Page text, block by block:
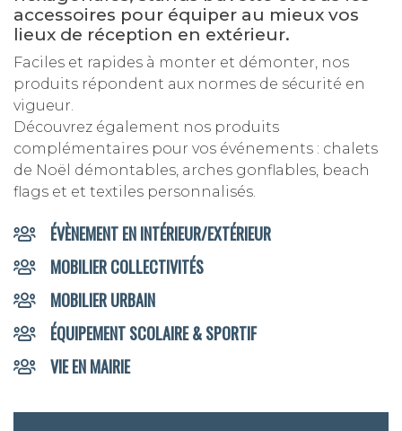
accessoires pour équiper au mieux vos
lieux de réception en extérieur.
Faciles et rapides à monter et démonter, nos
produits répondent aux normes de sécurité en
vigueur.
Découvrez également nos produits
complémentaires pour vos événements : chalets
de Noël démontables, arches gonflables, beach
flags et et textiles personnalisés.
ÉVÈNEMENT EN INTÉRIEUR/EXTÉRIEUR
MOBILIER COLLECTIVITÉS
MOBILIER URBAIN
ÉQUIPEMENT SCOLAIRE & SPORTIF
VIE EN MAIRIE